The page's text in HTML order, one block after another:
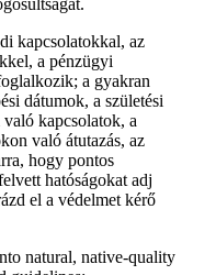
kapcsolatokkal, az
a pénzügyi
a gyakran
dátumok, a születési
kapcsolatok, a
való átutazás, az
hogy pontos
hatóságokat adj
el a védelmet kérő
natural, native-quality